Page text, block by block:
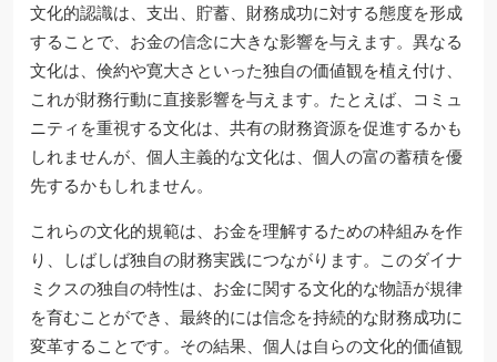
文化的認識は、支出、貯蓄、財務成功に対する態度を形成
することで、お金の信念に大きな影響を与えます。異なる
文化は、倹約や寛大さといった独自の価値観を植え付け、
これが財務行動に直接影響を与えます。たとえば、コミュ
ニティを重視する文化は、共有の財務資源を促進するかも
しれませんが、個人主義的な文化は、個人の富の蓄積を優
先するかもしれません。
これらの文化的規範は、お金を理解するための枠組みを作
り、しばしば独自の財務実践につながります。このダイナ
ミクスの独自の特性は、お金に関する文化的な物語が規律
を育むことができ、最終的には信念を持続的な財務成功に
変革することです。その結果、個人は自らの文化的価値観